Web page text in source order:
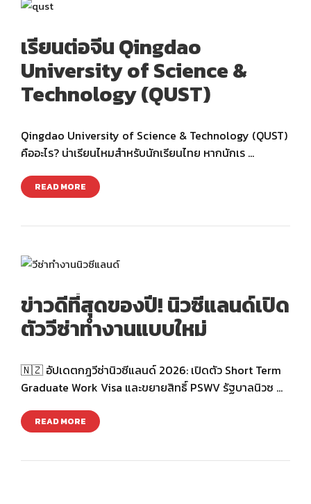
เรียนต่อจีน Qingdao
University of Science &
Technology (QUST)
Qingdao University of Science & Technology (QUST)
คืออะไร? น่าเรียนไหมสำหรับนักเรียนไทย หากนักเร …
READ MORE
ข่าวดีที่สุดของปี! นิวซีแลนด์เปิด
ตัววีซ่าทำงานแบบใหม่
🇳🇿 อัปเดตกฎวีซ่านิวซีแลนด์ 2026: เปิดตัว Short Term
Graduate Work Visa และขยายสิทธิ์ PSWV รัฐบาลนิวซ …
READ MORE